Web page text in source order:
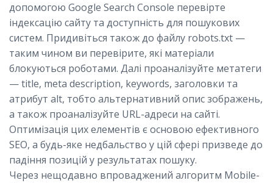
допомогою Google Search Console перевірте
індексацію сайту та доступність для пошукових
систем. Придивіться також до файлу robots.txt —
таким чином ви перевірите, які матеріали
блокуються роботами. Далі проаналізуйте метатеги
— title, meta description, keywords, заголовки та
атрибут alt, тобто альтернативний опис зображень,
а також проаналізуйте URL-адреси на сайті.
Оптимізація цих елементів є основою ефективного
SEO, а будь-яке недбальство у цій сфері призведе до
падіння позицій у результатах пошуку.
Через нещодавно впроваджений алгоритм Mobile-